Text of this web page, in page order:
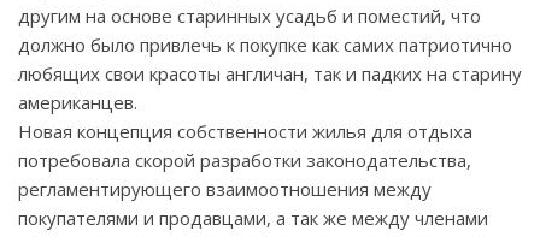
другим на основе старинных усадьб и поместий, что
должно было привлечь к покупке как самих патриотично
любящих свои красоты англичан, так и падких на старину
американцев.
Новая концепция собственности жилья для отдыха
потребовала скорой разработки законодательства,
регламентирующего взаимоотношения между
покупателями и продавцами, а так же между членами